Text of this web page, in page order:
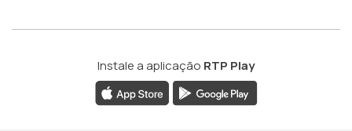
Instale a aplicação RTP Play